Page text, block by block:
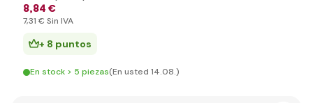
8,84 €
7,31 € Sin IVA
+ 8 puntos
En stock > 5 piezas(En usted 14.08.)